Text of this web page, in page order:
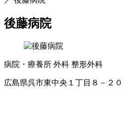
後藤病院
病院・療養所 外科 整形外科
広島県呉市東中央１丁目８－２０